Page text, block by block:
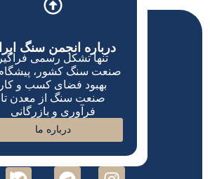
درباره انجمن سنگ
تنها تشکل رسمی فراگیر
صنعت سنگ کشور، پیشگام
بهبود فضای کسب و کار
صنعت سنگ از معدن تا
فرآوری و بازرگانی
درباره ما